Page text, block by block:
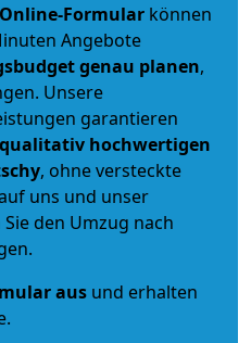
Online-Formular können
Angebote
genau planen,
Unsere
garantieren
hochwertigen
, ohne versteckte
uns und unser
den Umzug nach
aus und erhalten